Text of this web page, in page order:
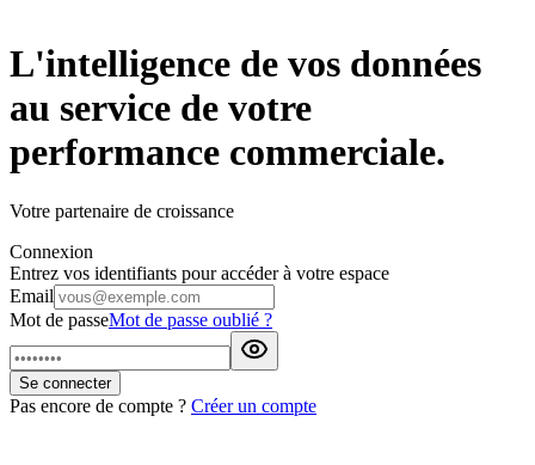
L'intelligence de vos données
au service de votre
performance commerciale.
Votre partenaire de croissance
Connexion
Entrez vos identifiants pour accéder à votre espace
Email
Mot de passeMot de passe oublié ?
Se connecter
Pas encore de compte ? Créer un compte